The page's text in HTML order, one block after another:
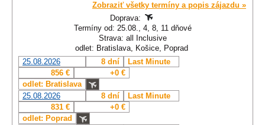
Zobraziť všetky termíny a popis zájazdu »
Doprava:
Termíny od: 25.08., 4, 8, 11 dňové
Strava: all Inclusive
odlet: Bratislava, Košice, Poprad
25.08.2026
8 dní
Last Minute
856 €
+0 €
odlet: Bratislava
25.08.2026
8 dní
Last Minute
831 €
+0 €
odlet: Poprad